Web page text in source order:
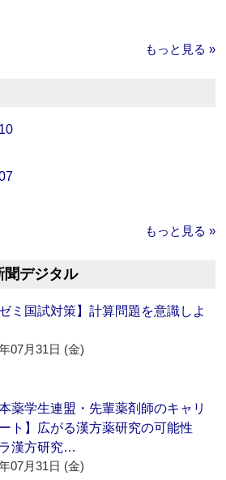
もっと見る »
もっと見る »
聞デジタル
ゼミ国試対策】計算問題を意識しよ
07月31日 (金)
本薬学生連盟・先輩薬剤師のキャリ
ト】広がる漢方薬研究の可能性
漢方研究…
07月31日 (金)